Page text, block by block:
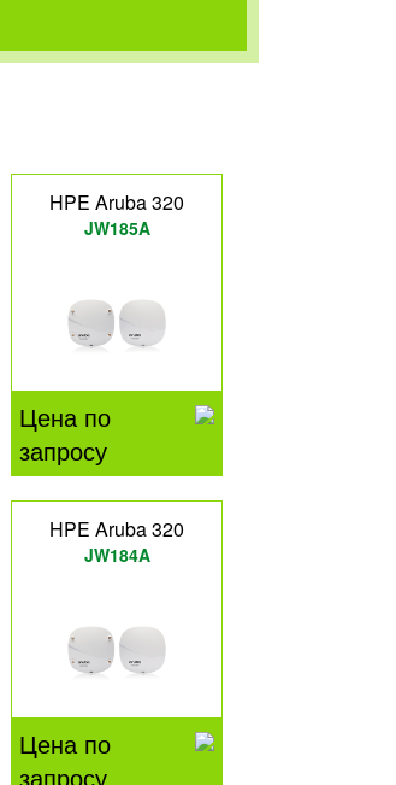
HPE Aruba 320
JW185A
Цена по
запросу
HPE Aruba 320
JW184A
Цена по
запросу